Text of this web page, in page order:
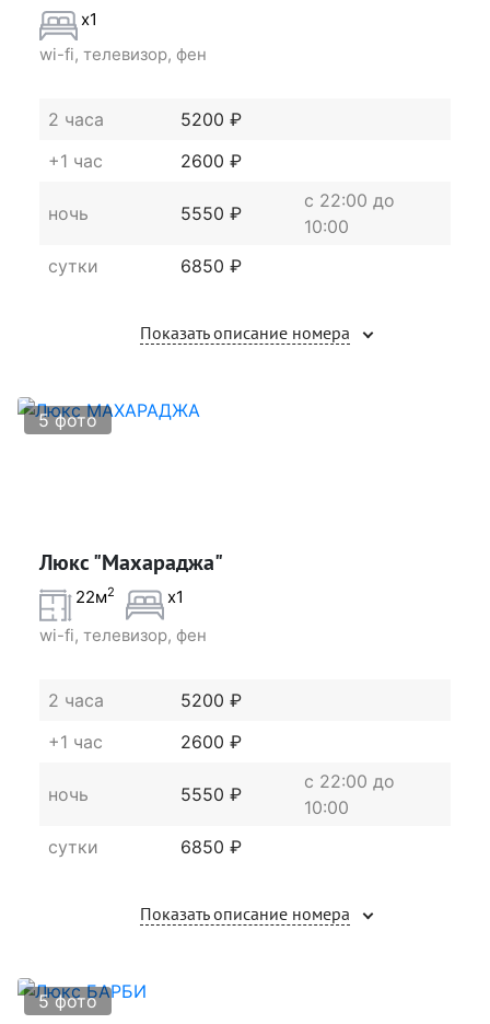
x1
wi-fi, телевизор, фен
2 часа
5200 ₽
+1 час
2600 ₽
ночь 5550 ₽
c 22:00 до
10:00
сутки
6850 ₽
Показать описание номера
5 фото
Люкс "Махараджа"
22м2
x1
wi-fi, телевизор, фен
2 часа
5200 ₽
+1 час
2600 ₽
ночь 5550 ₽
c 22:00 до
10:00
сутки
6850 ₽
Показать описание номера
5 фото